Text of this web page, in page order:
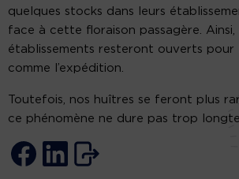
quelques stocks dans leurs
face à cette floraison passagère. Ainsi,
établissements resteront ouverts pour
comme l’expédition.
Toutefois, nos huîtres se feront plus
ce phénomène ne dure pas trop